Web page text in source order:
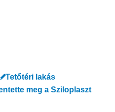
Tetőtéri lakás
meg a Sziloplaszt